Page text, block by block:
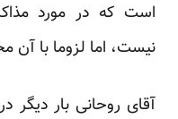
است که در مورد
نیست، اما لزوما با
آقای روحانی بار